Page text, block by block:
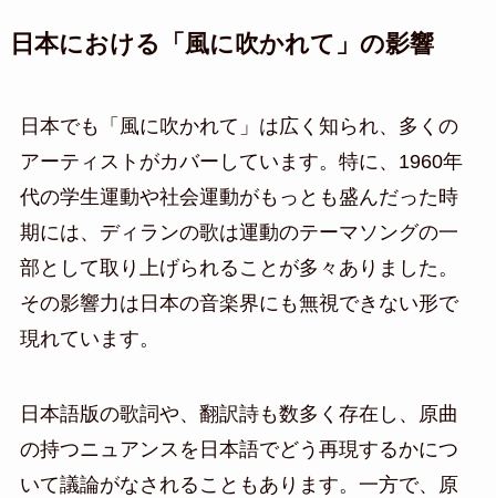
日本における「風に吹かれて」の影響
日本でも「風に吹かれて」は広く知られ、多くの
アーティストがカバーしています。特に、1960年
代の学生運動や社会運動がもっとも盛んだった時
期には、ディランの歌は運動のテーマソングの一
部として取り上げられることが多々ありました。
その影響力は日本の音楽界にも無視できない形で
現れています。
日本語版の歌詞や、翻訳詩も数多く存在し、原曲
の持つニュアンスを日本語でどう再現するかにつ
いて議論がなされることもあります。一方で、原